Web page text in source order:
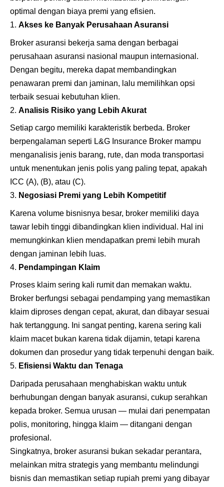
optimal dengan biaya premi yang efisien.
Akses ke Banyak Perusahaan Asuransi
Broker asuransi bekerja sama dengan berbagai
perusahaan asuransi nasional maupun internasional.
Dengan begitu, mereka dapat membandingkan
penawaran premi dan jaminan, lalu memilihkan opsi
terbaik sesuai kebutuhan klien.
Analisis Risiko yang Lebih Akurat
Setiap cargo memiliki karakteristik berbeda. Broker
berpengalaman seperti L&G Insurance Broker mampu
menganalisis jenis barang, rute, dan moda transportasi
untuk menentukan jenis polis yang paling tepat, apakah
ICC (A), (B), atau (C).
Negosiasi Premi yang Lebih Kompetitif
Karena volume bisnisnya besar, broker memiliki daya
tawar lebih tinggi dibandingkan klien individual. Hal ini
memungkinkan klien mendapatkan premi lebih murah
dengan jaminan lebih luas.
Pendampingan Klaim
Proses klaim sering kali rumit dan memakan waktu.
Broker berfungsi sebagai pendamping yang memastikan
klaim diproses dengan cepat, akurat, dan dibayar sesuai
hak tertanggung. Ini sangat penting, karena sering kali
klaim macet bukan karena tidak dijamin, tetapi karena
dokumen dan prosedur yang tidak terpenuhi dengan baik.
Efisiensi Waktu dan Tenaga
Daripada perusahaan menghabiskan waktu untuk
berhubungan dengan banyak asuransi, cukup serahkan
kepada broker. Semua urusan — mulai dari penempatan
polis, monitoring, hingga klaim — ditangani dengan
profesional.
Singkatnya, broker asuransi bukan sekadar perantara,
melainkan mitra strategis yang membantu melindungi
bisnis dan memastikan setiap rupiah premi yang dibayar